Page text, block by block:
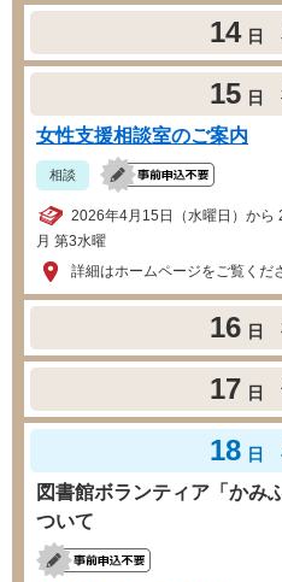
14 日
15 日
女性支援相談室のご案内
相談
2026年4月15日（水曜日）から
月 第3水曜
詳細はホームページをご覧くだ
16 日
17 日
18 日
図書館ボランティア「かみ
ついて